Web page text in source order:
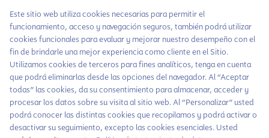
Escúchanos en Spotify
Autorización de tratamiento de datos
Aviso Privacidad
Política tratamiento de datos
Política inversiones responsables y del Pilar Inversiones
Este sitio web utiliza cookies necesarias para permitir el
funcionamiento, acceso y navegación seguros, también podrá utilizar
cookies funcionales para evaluar y mejorar nuestro desempeño con el
fin de brindarle una mejor experiencia como cliente en el Sitio.
Utilizamos cookies de terceros para fines analíticos, tenga en cuenta
que podrá eliminarlas desde las opciones del navegador. Al “Aceptar
todas” las cookies, da su consentimiento para almacenar, acceder y
procesar los datos sobre su visita al sitio web. Al “Personalizar” usted
podrá conocer las distintas cookies que recopilamos y podrá activar o
desactivar su seguimiento, excepto las cookies esenciales. Usted